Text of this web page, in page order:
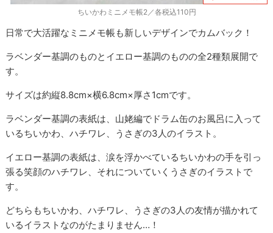
ちいかわミニメモ帳2／各税込110円
日常で大活躍なミニメモ帳も新しいデザインでカムバック！
ラベンダー基調のものとイエロー基調のものの全2種類展開で
す。
サイズは約縦8.8cm×横6.8cm×厚さ1cmです。
ラベンダー基調の表紙は、山姥編でドラム缶のお風呂に入って
いるちいかわ、ハチワレ、うさぎの3人のイラスト。
イエロー基調の表紙は、涙を浮かべているちいかわの手を引っ
張る笑顔のハチワレ、それについていくうさぎのイラストで
す。
どちらもちいかわ、ハチワレ、うさぎの3人の友情が描かれて
いるイラストなのがたまりません…！